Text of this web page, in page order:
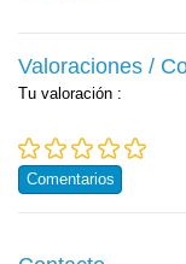
Valoraciones /
Tu valoración :
Comentarios